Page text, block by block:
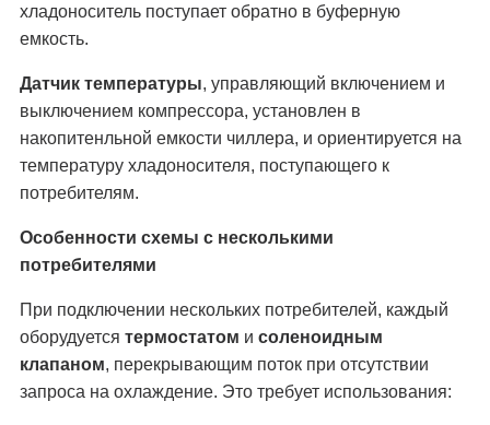
хладоноситель поступает обратно в буферную
емкость.
Датчик температуры, управляющий включением и
выключением компрессора, установлен в
накопитенльной емкости чиллера, и ориентируется на
температуру хладоносителя, поступающего к
потребителям.
Особенности схемы с несколькими
потребителями
При подключении нескольких потребителей, каждый
оборудуется термостатом и соленоидным
клапаном, перекрывающим поток при отсутствии
запроса на охлаждение. Это требует использования: